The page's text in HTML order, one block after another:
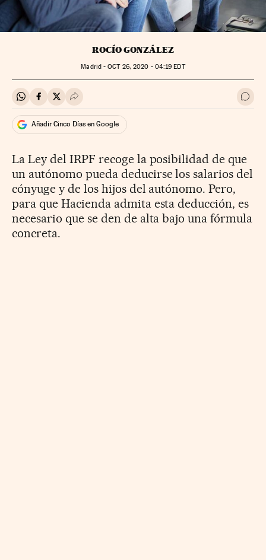
ROCÍO GONZÁLEZ
Madrid -OCT26, 2020 - 04:19 EDT
Compartir en Whatsapp
Compartir en Facebook
Compartir en Twitter
Desplegar Redes Sociales Ir a
Añadir Cinco Días en Google
La Ley del IRPF recoge la posibilidad de que
un autónomo pueda deducirse los salarios del
cónyuge y de los hijos del autónomo. Pero,
para que Hacienda admita esta deducción, es
necesario que se den de alta bajo una fórmula
concreta.